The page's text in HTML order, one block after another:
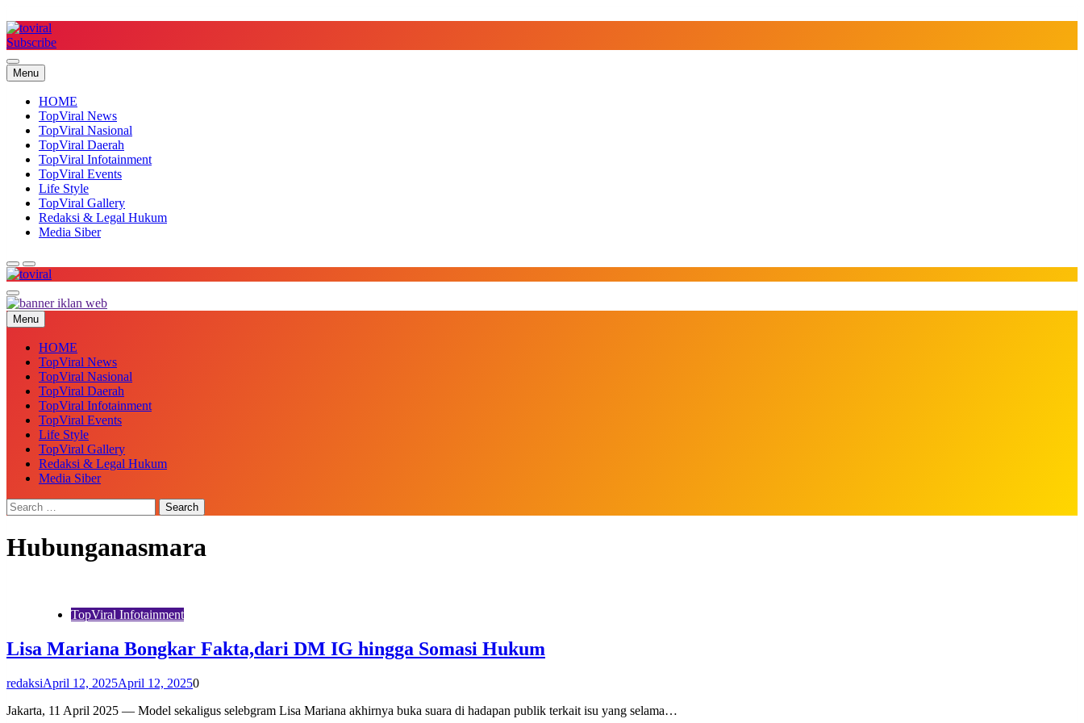
to
content
Subscribe
Menu
HOME
TopViral News
TopViral Nasional
TopViral Daerah
TopViral Infotainment
TopViral Events
Life Style
TopViral Gallery
Redaksi & Legal Hukum
Media Siber
Top Viral
Menu
HOME
TopViral News
TopViral Nasional
TopViral Daerah
TopViral Infotainment
TopViral Events
Life Style
TopViral Gallery
Redaksi & Legal Hukum
Media Siber
Hubunganasmara
TopViral Infotainment
Lisa Mariana Bongkar Fakta,dari DM IG hingga Somasi Hukum
redaksiApril 12, 2025April 12, 20250
Jakarta, 11 April 2025 — Model sekaligus selebgram Lisa Mariana akhirnya buka suara di hadapan publik terkait isu yang selama…